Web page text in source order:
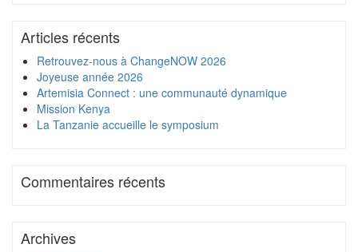
Articles récents
Retrouvez-nous à ChangeNOW 2026
Joyeuse année 2026
Artemisia Connect : une communauté dynamique
Mission Kenya
La Tanzanie accueille le symposium
Commentaires récents
Archives